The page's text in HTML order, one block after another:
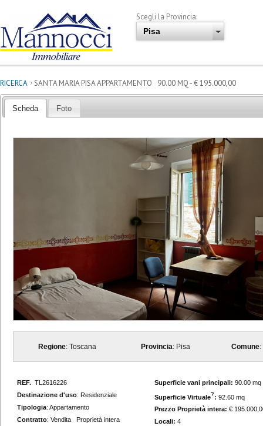
Scegli la Provincia:
RICERCA SANTA MARIA PISA APPARTAMENTO 90.00 MQ - € 195.000,00
Scheda Foto
Regione: Toscana Provincia: Pisa Comune
REF. TL2616226
Destinazione d'uso: Residenziale
Tipologia: Appartamento
Contratto: Vendita Proprietà intera
Superficie vani principali: 90.00 mq
Superficie Virtuale? : 92.60 mq
Prezzo Proprietà intera: €
Locali: 4